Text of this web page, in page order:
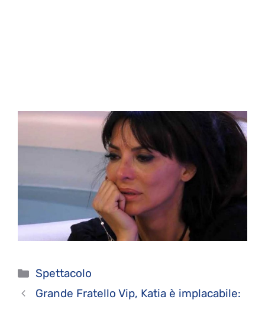
Categorie
Spettacolo
Grande Fratello Vip, Katia è implacabile: